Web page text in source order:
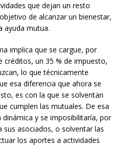
que dejan un resto
de alcanzar un bienestar,
ayuda mutua.
implica que se cargue, por
créditos, un 35 % de impuesto,
lo que técnicamente
esa diferencia que ahora se
es con la que se solventan
cumplen las mutuales. De esa
y se imposibilitaría, por
asociados, o solventar las
los aportes a actividades